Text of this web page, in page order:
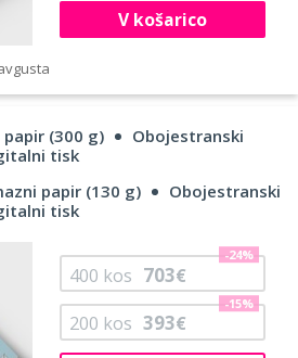
V košarico
(300 g)
Obojestranski
tisk
papir (130 g)
Obojestranski
tisk
200 kos 393€
-15%
400 kos 703€
-24%